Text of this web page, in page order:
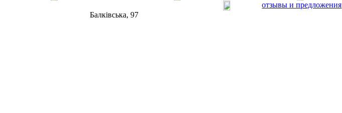
отзывы и предложения
Балківська, 97